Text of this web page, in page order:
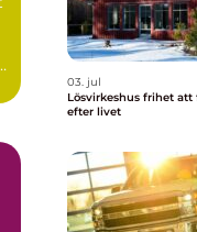
03. jul
Lösvirkeshus frihet att forma huset
efter livet